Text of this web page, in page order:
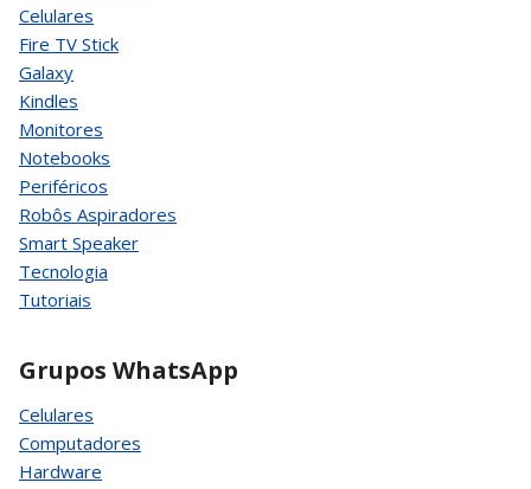
Celulares
Fire TV Stick
Galaxy
Kindles
Monitores
Notebooks
Periféricos
Robôs Aspiradores
Smart Speaker
Tecnologia
Tutoriais
Grupos WhatsApp
Celulares
Computadores
Hardware